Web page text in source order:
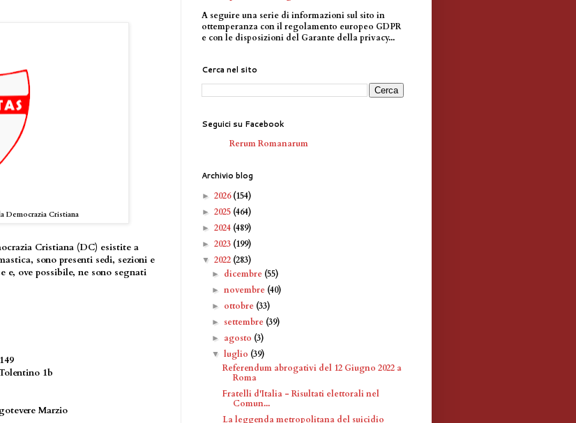
Democrazia Cristiana
Cristiana (DC) esistite a
sono presenti sedi, sezioni e
e, ove possibile, ne sono segnati
1b
Marzio
A seguire una serie di informazioni sul sito in
ottemperanza con il regolamento europeo GDPR
e con le disposizioni del Garante della privacy...
Cerca nel sito
Seguici su Facebook
Rerum Romanarum
Archivio blog
► 2026(154)
► 2025 (464)
► 2024 (489)
► 2023 (199)
▼ 2022 (283)
► dicembre (55)
►novembre (40)
► ottobre (33)
► settembre (39)
► agosto (3)
▼luglio (39)
Referendum abrogativi del 12 Giugno 2022 a
Roma
Fratelli d'Italia - Risultati elettorali nel
Comun...
La leggenda metropolitana del suicidio